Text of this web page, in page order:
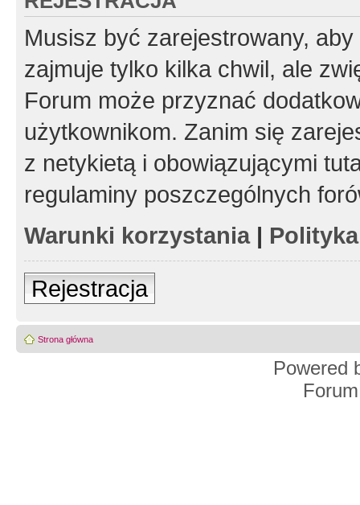
Musisz być zarejestrowany,
zajmuje tylko kilka chwil, ale
Forum może przyznać
użytkownikom. Zanim się
z netykietą i obowiązującymi
regulaminy poszczególnych
Warunki korzystania|
Rejestracja
Strona główna
Powered